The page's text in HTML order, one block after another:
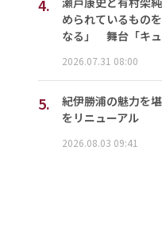
4.
められているもの
なる」 舞台「キュ
2026.07.31 08:00
5.
紀伊勝浦の魅力を
をリニューアル
2026.08.03 09:41